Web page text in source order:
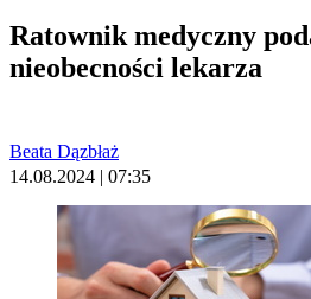
Ratownik medyczny
nieobecności lekarza
Beata Dązbłaż
14.08.2024 | 07:35